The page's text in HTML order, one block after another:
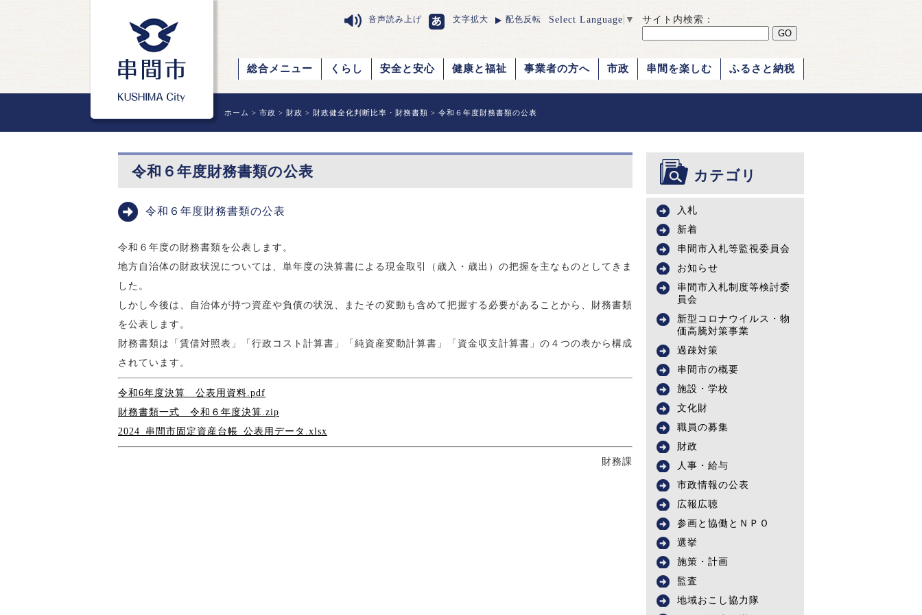
音声読み上げ 文字拡大 配色反転 Select Language ▼ サイト内検索：
総合メニュー くらし 安全と安心 健康と福祉 事業者の方へ 市政 串間を楽しむ ふるさと納税
ホーム > 市政 > 財政 > 財政健全化判断比率・財務書類 > 令和６年度財務書類の公表
令和６年度財務書類の公表
令和６年度財務書類の公表
令和６年度の財務書類を公表します。
地方自治体の財政状況については、単年度の決算書による現金取引（歳入・歳出）の把握を主なものとしてきま
した。
しかし今後は、自治体が持つ資産や負債の状況、またその変動も含めて把握する必要があることから、財務書類
を公表します。
財務書類は「賃借対照表」「行政コスト計算書」「純資産変動計算書」「資金収支計算書」の４つの表から構成
されています。
令和6年度決算 公表用資料.pdf
財務書類一式 令和６年度決算.zip
2024_串間市固定資産台帳_公表用データ.xlsx
財務課
カテゴリ
入札
新着
串間市入札等監視委員会
お知らせ
串間市入札制度等検討委
員会
新型コロナウイルス・物
価高騰対策事業
過疎対策
串間市の概要
施設・学校
文化財
職員の募集
財政
人事・給与
市政情報の公表
広報広聴
参画と協働とＮＰＯ
選挙
施策・計画
監査
地域おこし協力隊